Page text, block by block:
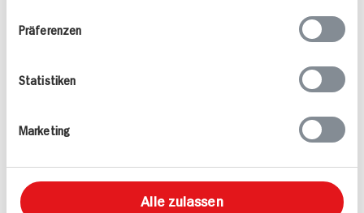
Präferenzen
Statistiken
Marketing
Alle zulassen
Gorgonzola auf Feldsa
278 kcal p. Portion